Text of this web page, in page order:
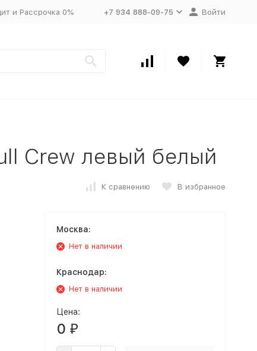
и Рассрочка 0% +7 934 888-09-75 Войти
Crew левый белый
К сравнению В избранное
Москва:
Нет в наличии
Краснодар:
Нет в наличии
Цена:
0 ₽